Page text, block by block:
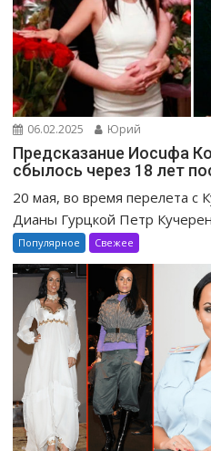
06.02.2025 Юрий
Предсказанuе Иосuфа
сбылось через 18 лет
20 мая, во время перелета
Дианы Гурцкой Петр
Популярное Свежее